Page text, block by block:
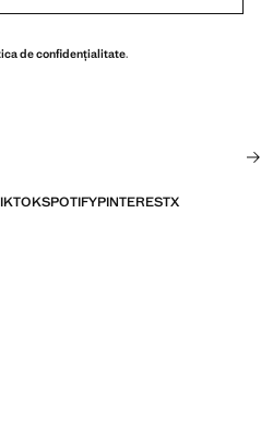
de confidențialitate.
SPOTIFYPINTERESTX